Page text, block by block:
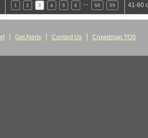
1 2 3 4 5 6 58 59 41-60
Get Alerts Contact Us Crowdmap TOS